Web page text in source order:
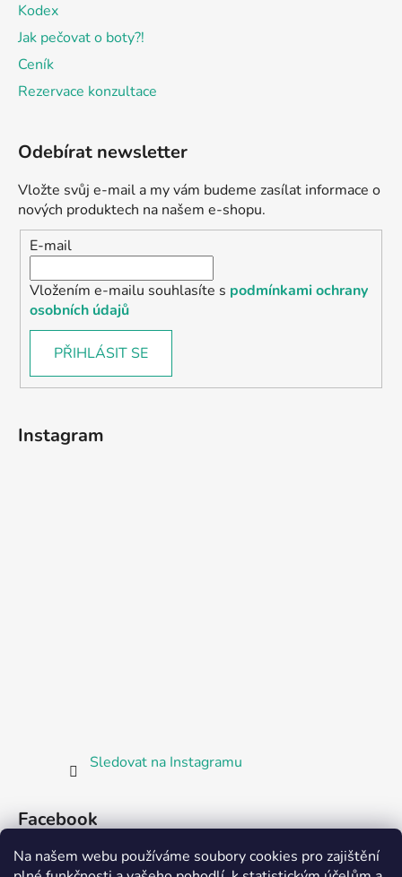
Na našem webu používáme soubory cookies pro zajištění
Kodex
Jak pečovat o boty?!
Ceník
Rezervace konzultace
Odebírat newsletter
Vložte svůj e-mail a my vám budeme zasílat informace o
nových produktech na našem e-shopu.
E-mail
Vložením e-mailu souhlasíte s podmínkami ochrany
osobních údajů
PŘIHLÁSIT SE
Instagram
Sledovat na Instagramu
Facebook